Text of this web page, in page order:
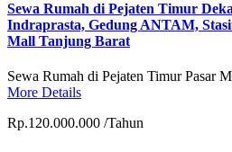
Sewa Rumah di Pejaten Timur
Indraprasta, Gedung ANTAM,
Mall Tanjung Barat
Sewa Rumah di Pejaten Timur Pasar
More Details
Rp.120.000.000 /Tahun